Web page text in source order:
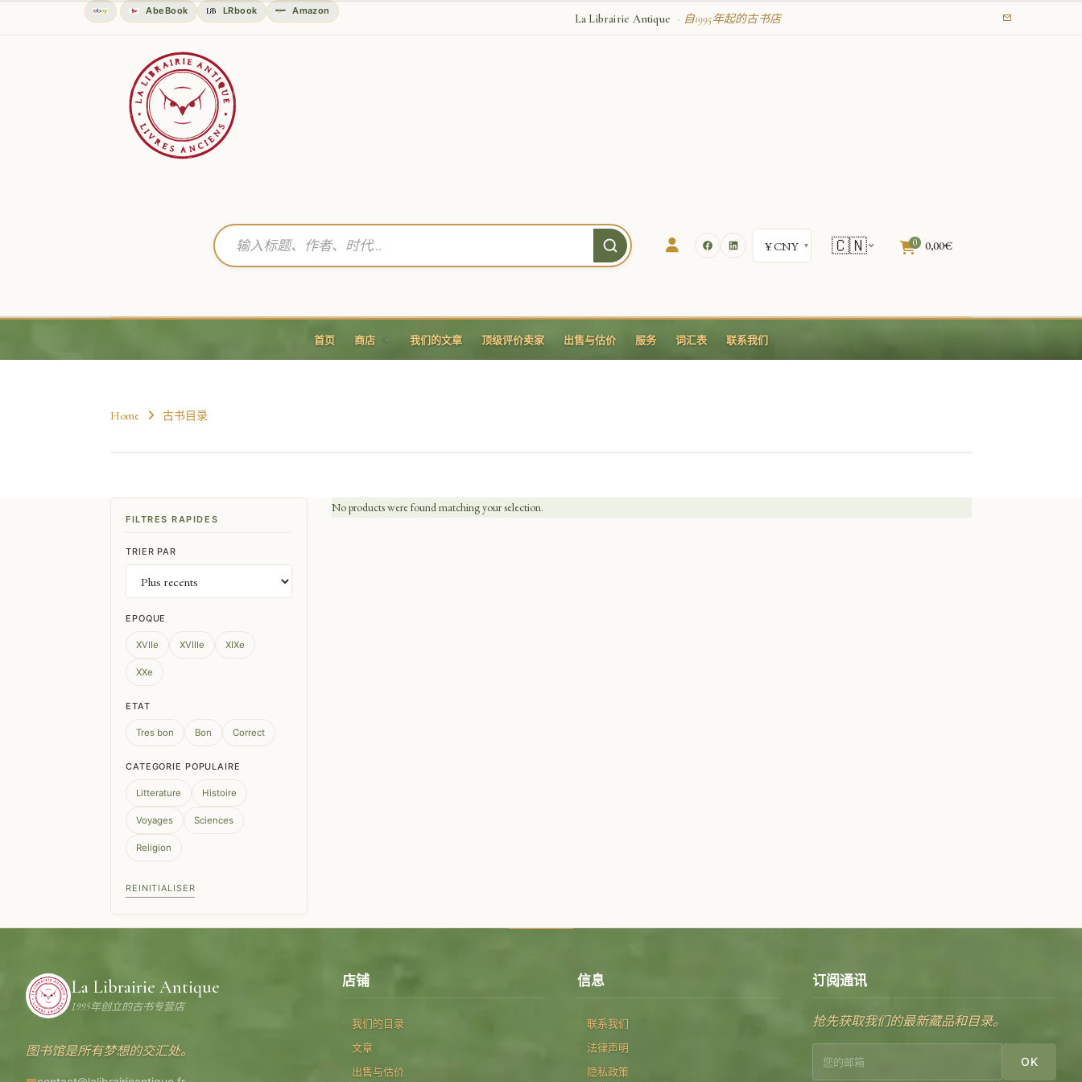
AbeBook LRbook Amazon
La Librairie Antique · 自1995年起的古书店
🇨🇳 0 0,00€
首页 商店 我们的文章 顶级评价卖家 出售与估价 服务 词汇表 联系我们
Home 古书目录
FILTRES RAPIDES
TRIER PAR
EPOQUE
XVIIe XVIIIe XIXe
XXe
ETAT
Tres bon Bon Correct
CATEGORIE POPULAIRE
Litterature Histoire
Voyages Sciences
Religion
REINITIALISER
No products were found matching your selection.
La Librairie Antique
1995年创立的古书专营店
图书馆是所有梦想的交汇处。
店铺
我们的目录
文章
出售与估价
信息
联系我们
法律声明
隐私政策
订阅通讯
抢先获取我们的最新藏品和目录。
OK